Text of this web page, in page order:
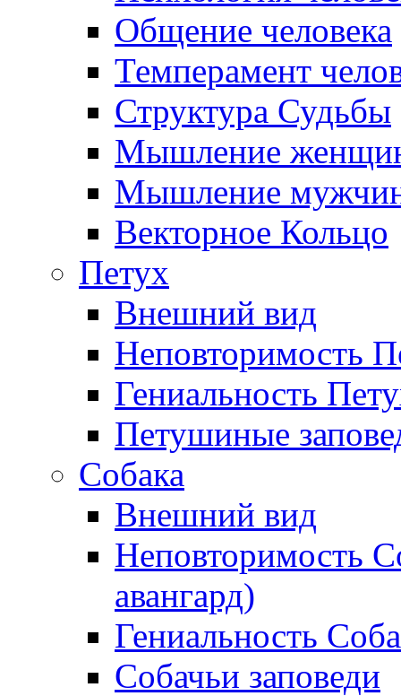
Общение человека
Темперамент
Структура Судьбы
Мышление
Мышление
Векторное Кольцо
Петух
Внешний вид
Неповторимость
Гениальность
Петушиные
Собака
Внешний вид
Неповторимость
авангард)
Гениальность
Собачьи заповеди